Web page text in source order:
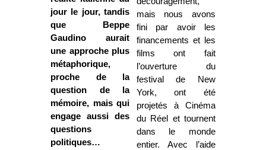
jour le jour, tandis
que Beppe
Gaudino aurait
une approche plus
métaphorique,
proche de la
question de la
mémoire, mais qui
engage aussi des
questions
politiques…
mais nous avons
fini par avoir les
financements et les
films ont fait
l’ouverture du
festival de New
York, ont été
projetés à Cinéma
du Réel et tournent
dans le monde
entier. Avec l’aide